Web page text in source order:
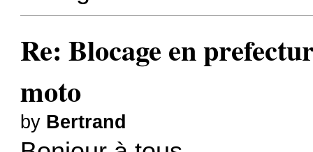
Re: Blocage en
moto
by Bertrand